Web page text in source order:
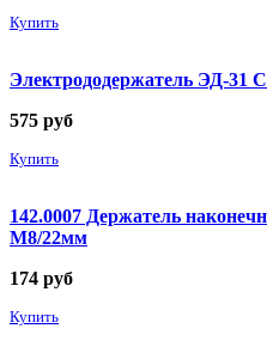
Купить
Электрододержатель ЭД-31
575 руб
Купить
142.0007 Держатель
М8/22мм
174 руб
Купить